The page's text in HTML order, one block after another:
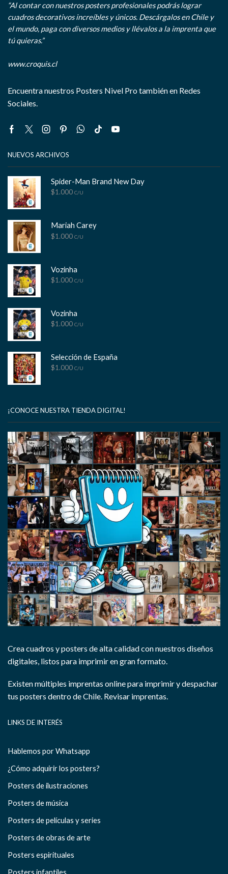
“Al contar con nuestros posters profesionales podrás lograr
cuadros decorativos increíbles y únicos. Descárgalos en Chile y
el mundo, paga con diversos medios y llévalos a la imprenta que
tú quieras.”
www.croquis.cl
Encuentra nuestros Posters Nivel Pro también en Redes
Sociales.
Facebook
TwitterInstagram
PinterestWhatsapp
Tik- Youtube
NUEVOS ARCHIVOS
Spider-Man Brand New Day
$1.000 C/U
Mariah Carey
$1.000 C/U
Vozinha
$1.000 C/U
Vozinha
$1.000 C/U
Selección de España
$1.000 C/U
¡CONOCE NUESTRA TIENDA DIGITAL!
Crea cuadros y posters de alta calidad con nuestros diseños
digitales, listos para imprimir en gran formato.
Existen múltiples imprentas online para imprimir y despachar
tus posters dentro de Chile. Revisar imprentas.
LINKS DE INTERÉS
Hablemos por Whatsapp
¿Cómo adquirir los posters?
Posters de ilustraciones
Posters de música
Posters de películas y series
Posters de obras de arte
Posters espirituales
Posters infantiles